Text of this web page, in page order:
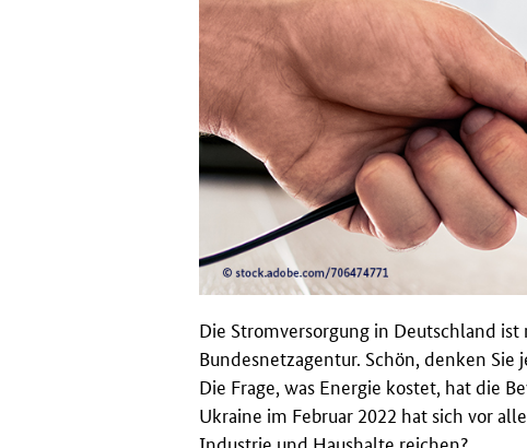
Die Stromversorgung in Deutschland
Bundesnetzagentur. Schön, denken
Die Frage, was Energie kostet, hat die
Ukraine im Februar 2022 hat sich vor
Industrie und Haushalte reichen?